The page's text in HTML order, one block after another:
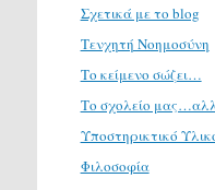
Σχετικά με το blog
Τενχητή Νοημοσύνη
Το κείμενο σώζει…
Το σχολείο
Υποστηρικτικό
Φιλοσοφία